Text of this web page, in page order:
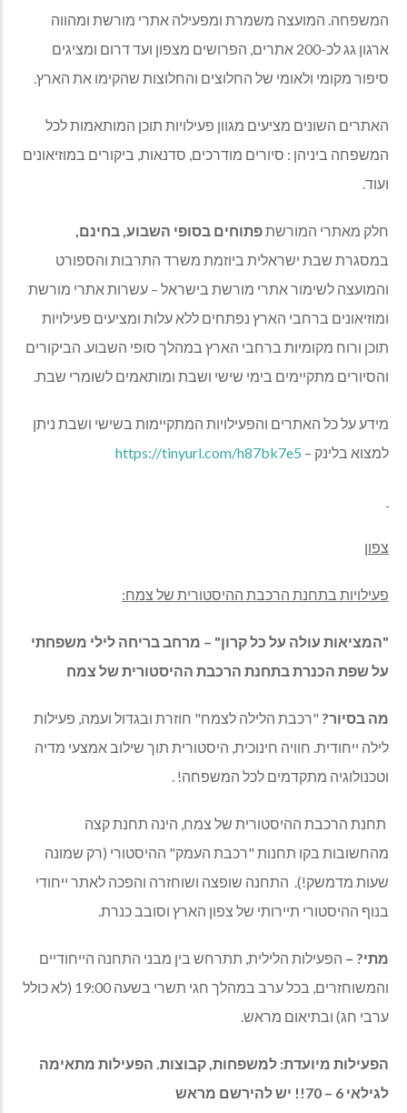
המשפחה. המועצה משמרת ומפעילה אתרי מורשת ומהווה
ארגון גג לכ-200 אתרים, הפרושים מצפון ועד דרום ומציגים
סיפור מקומי ולאומי של החלוצים והחלוצות שהקימו את הארץ.
האתרים השונים מציעים מגוון פעילויות תוכן המותאמות לכל
המשפחה ביניהן : סיורים מודרכים, סדנאות, ביקורים במוזיאונים
ועוד.
חלק מאתרי המורשתפתוחים בסופי השבוע, בחינם,
במסגרת שבת ישראלית ביוזמת משרד התרבות והספורט
והמועצה לשימור אתרי מורשת בישראל – עשרות אתרי מורשת
ומוזיאונים ברחבי הארץ נפתחים ללא עלות ומציעים פעילויות
תוכן ורוח מקומיות ברחבי הארץ במהלך סופי השבוע. הביקורים
והסיורים מתקיימים בימי שישי ושבת ומותאמים לשומרי שבת.
מידע על כל האתרים והפעילויות המתקיימות בשישי ושבת ניתן
למצוא בלינק – https://tinyurl.com/h87bk7e5
צפון
פעילויות בתחנת הרכבת ההיסטורית של צמח:
"המציאות עולה על כל קרון" – מרחב בריחה לילי משפחתי
על שפת הכנרת בתחנת הרכבת ההיסטורית של צמח
מה בסיור?"רכבת הלילה לצמח" חוזרת ובגדול ועמה, פעילות
לילה ייחודית. חוויה חינוכית, היסטורית תוך שילוב אמצעי מדיה
וטכנולוגיה מתקדמים לכל המשפחה! .
תחנת הרכבת ההיסטורית של צמח, הינה תחנת קצה
מהחשובות בקו תחנות "רכבת העמק" ההיסטורי (רק שמונה
שעות מדמשק!). התחנה שופצה ושוחזרה והפכה לאתר ייחודי
בנוף ההיסטורי תיירותי של צפון הארץ וסובב כנרת.
מתי?–הפעילות הלילית, תתרחש בין מבני התחנה הייחודיים
והמשוחזרים, בכל ערב במהלך חגי תשרי בשעה 19:00 (לא כולל
ערבי חג) ובתיאום מראש.
הפעילות מיועדת: למשפחות, קבוצות. הפעילות מתאימה
לגילאי 6 – 70!! יש להירשם מראש